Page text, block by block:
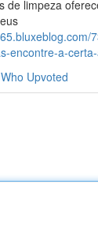
de limpeza
encontre-a-
Who Upvoted